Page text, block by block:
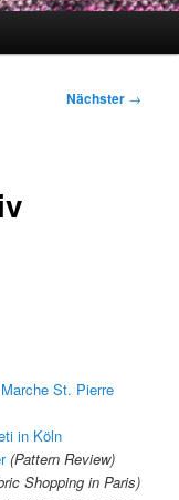
Nächster →
St. Pierre
in Köln
(Pattern Review)
Shopping in Paris)